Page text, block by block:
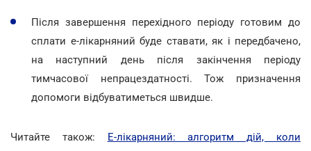
Після завершення перехідного періоду готовим до
сплати е-лікарняний буде ставати, як і передбачено,
на наступний день після закінчення періоду
тимчасової непрацездатності. Тож призначення
допомоги відбуватиметься швидше.
Читайте також: Е-лікарняний: алгоритм дій, коли